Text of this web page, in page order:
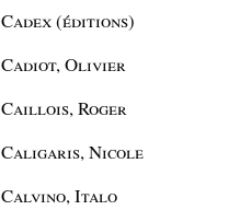
Cadex (éditions)
Cadiot, Olivier
Caillois, Roger
Caligaris, Nicole
Calvino, Italo